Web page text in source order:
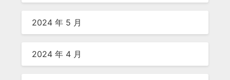
2024 年 5 月
2024 年 4 月